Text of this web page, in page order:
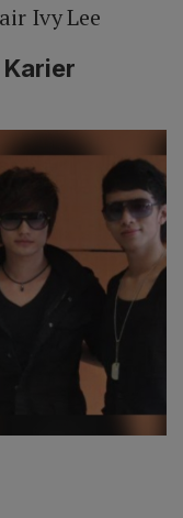
Ivy Lee
Karier